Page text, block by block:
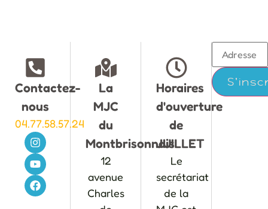
Contactez-
nous
04.77.58.57.24
La
MJC
du
Montbrisonnais
12
avenue
Charles
Horaires
d'ouverture
de
JUILLET
Le
secrétariat
de la